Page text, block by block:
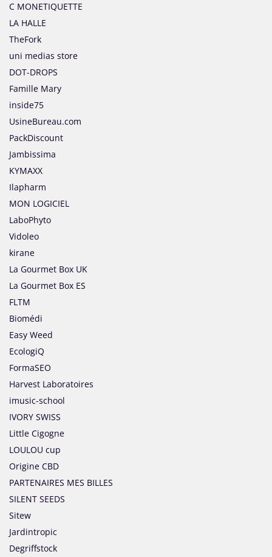
C MONETIQUETTE
LA HALLE
TheFork
uni medias store
DOT-DROPS
Famille Mary
inside75
UsineBureau.com
PackDiscount
Jambissima
KYMAXX
Ilapharm
MON LOGICIEL
LaboPhyto
Vidoleo
kirane
La Gourmet Box UK
La Gourmet Box ES
FLTM
Biomédi
Easy Weed
EcologiQ
FormaSEO
Harvest Laboratoires
imusic-school
IVORY SWISS
Little Cigogne
LOULOU cup
Origine CBD
PARTENAIRES MES BILLES
SILENT SEEDS
Sitew
Jardintropic
Degriffstock